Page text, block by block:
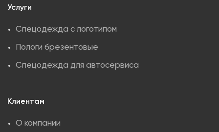
Услуги
Спецодежда с логотипом
Пологи брезентовые
Спецодежда для автосервиса
Клиентам
О компании